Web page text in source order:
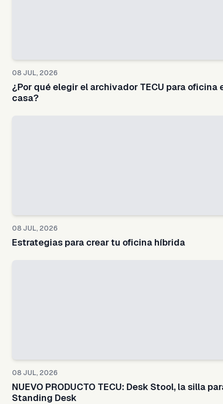
08 JUL, 2026
¿Por qué elegir el archivador TECU para oficina
casa?
08 JUL, 2026
Estrategias para crear tu oficina híbrida
08 JUL, 2026
NUEVO PRODUCTO TECU: Desk Stool, la silla
Standing Desk